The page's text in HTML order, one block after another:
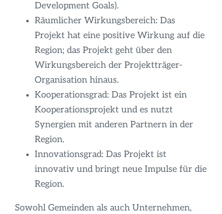
Development Goals).
Räumlicher Wirkungsbereich: Das
Projekt hat eine positive Wirkung auf die
Region; das Projekt geht über den
Wirkungsbereich der Projektträger-
Organisation hinaus.
Kooperationsgrad: Das Projekt ist ein
Kooperationsprojekt und es nutzt
Synergien mit anderen Partnern in der
Region.
Innovationsgrad: Das Projekt ist
innovativ und bringt neue Impulse für die
Region.
Sowohl Gemeinden als auch Unternehmen,